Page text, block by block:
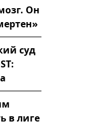
Он
суд
в лиге